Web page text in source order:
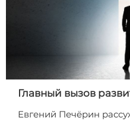
Главный вызов
Евгений Печёрин